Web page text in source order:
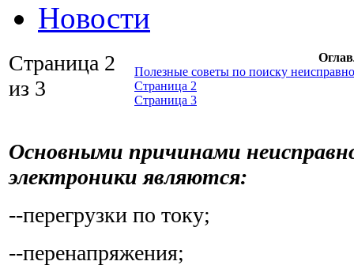
Новости
Полезные советы по поиску
Страница 2
Страница 3
Страница 2
из 3
Основными причинами
электроники являются:
--перегрузки по току;
--перенапряжения;